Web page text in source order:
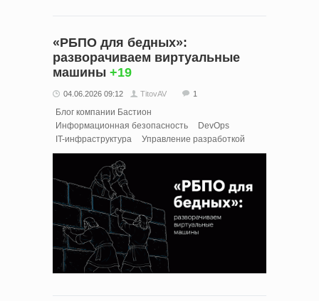
«РБПО для бедных»:
разворачиваем виртуальные
машины +19
04.06.2026 09:12 TitovAV 1
Блог компании Бастион
Информационная безопасность
DevOps
IT-инфраструктура
Управление разработкой